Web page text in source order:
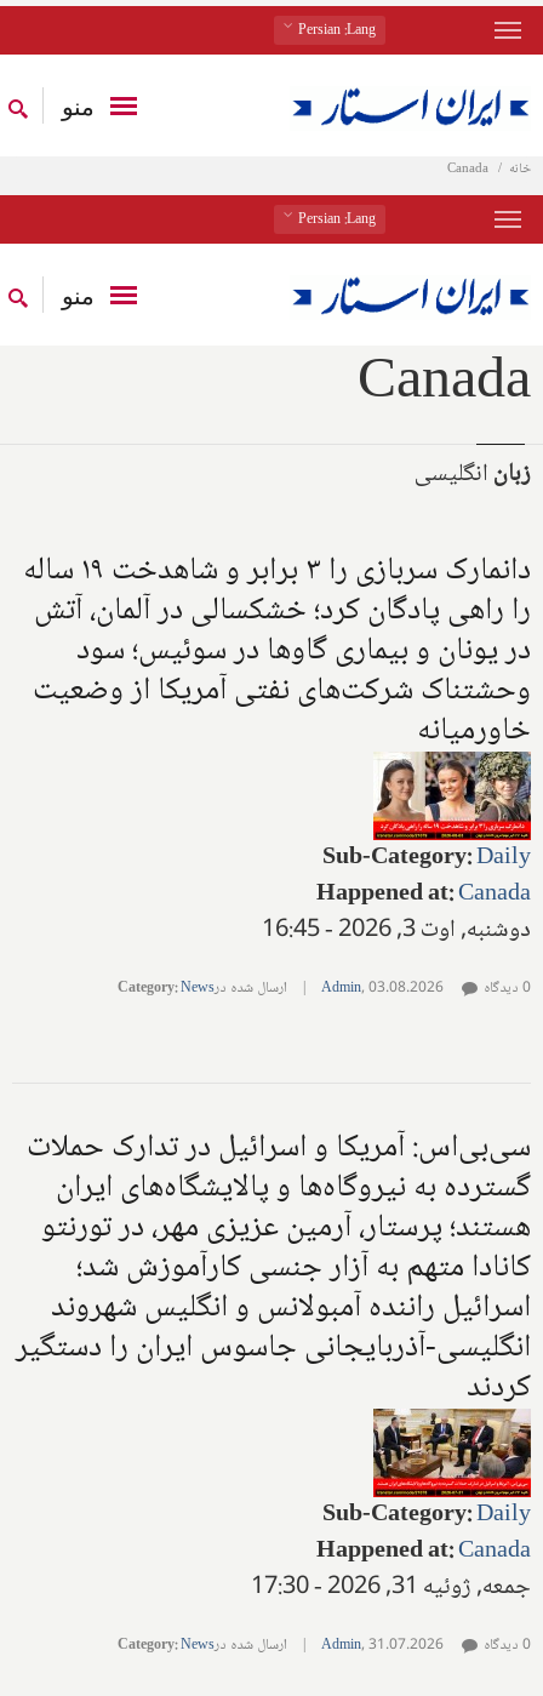
Lang
: Persian
منو
خانه Canada
Lang
: Persian
منو
Canada
زبانانگلیسی
دانمارک سربازی را ۳ برابر و شاهدخت ۱۹ ساله
را راهی پادگان کرد؛ خشکسالی در آلمان، آتش
در یونان و بیماری گاوها در سوئیس؛ سود
وحشتناک شرکت‌های نفتی آمریکا از وضعیت
خاورمیانه
Sub-Category:Daily
Happened at:Canada
دوشنبه, اوت 3, 2026 - 16:45
Admin,03.08.2026
| ارسال شده در Category:News 0 دیدگاه
سی‌بی‌اس: آمریکا و اسرائیل در تدارک حملات
گسترده به نیروگاه‌ها و پالایشگاه‌های ایران
هستند؛ پرستار، آرمین عزیزی مهر، در تورنتو
کانادا متهم به آزار جنسی کارآموزش شد؛
اسرائیل راننده آمبولانس و انگلیس شهروند
انگلیسی-آذربایجانی جاسوس ایران را دستگیر
کردند
Sub-Category:Daily
Happened at:Canada
جمعه, ژوئیه 31, 2026 - 17:30
Admin,31.07.2026
| ارسال شده در Category:News 0 دیدگاه